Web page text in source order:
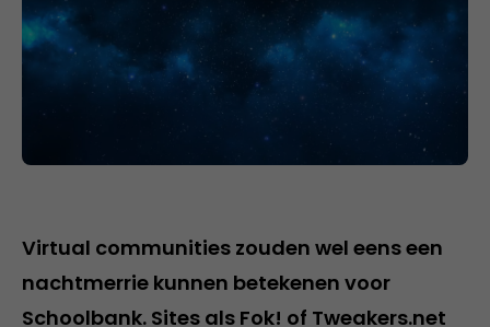
Virtual communities zouden wel eens een
nachtmerrie kunnen betekenen voor
Schoolbank. Sites als Fok! of Tweakers.net